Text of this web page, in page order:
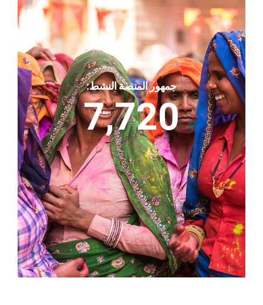
جمهور المنصة النشط:
7,720